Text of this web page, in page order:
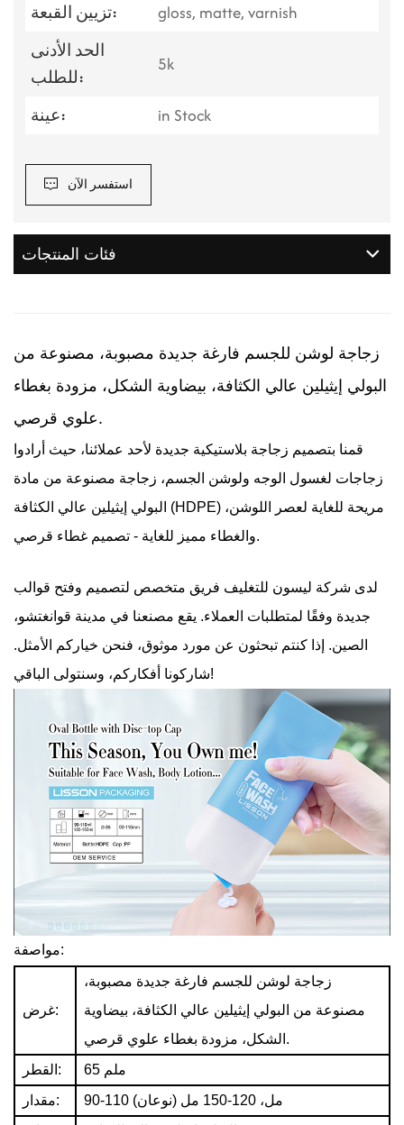
تزيين القبعة:
gloss, matte, varnish
الحد الأدنى
للطلب:
5k
عينة: in Stock
استفسر الآن
فئات المنتجات
زجاجة لوشن للجسم فارغة جديدة مصبوبة، مصنوعة من
البولي إيثيلين عالي الكثافة، بيضاوية الشكل، مزودة بغطاء
علوي قرصي.
قمنا بتصميم زجاجة بلاستيكية جديدة لأحد عملائنا، حيث أرادوا
زجاجات لغسول الوجه ولوشن الجسم، زجاجة مصنوعة من مادة
البولي إيثيلين عالي الكثافة (HDPE) مريحة للغاية لعصر اللوشن،
والغطاء مميز للغاية - تصميم غطاء قرصي.
لدى شركة ليسون للتغليف فريق متخصص لتصميم وفتح قوالب
جديدة وفقًا لمتطلبات العملاء. يقع مصنعنا في مدينة قوانغتشو،
الصين. إذا كنتم تبحثون عن مورد موثوق، فنحن خياركم الأمثل.
شاركونا أفكاركم، وسنتولى الباقي!
مواصفة:
غرض:
زجاجة لوشن للجسم فارغة جديدة مصبوبة،
مصنوعة من البولي إيثيلين عالي الكثافة، بيضاوية
الشكل، مزودة بغطاء علوي قرصي.
القطر:
65 ملم
مقدار:
90-110 مل، 120-150 مل (نوعان)